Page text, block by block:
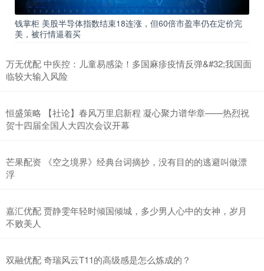
钱掌柜 美股半导体指数结束18连涨，但60倍市盈率仍在定价完
美，被行情逼着买
万无优配 中疾控：儿童易感染！多国麻疹疫情反弹&#32;我国面
临较大输入风险
恒盛策略 【社论】春风万里启新程 凝心聚力谱华章——热烈祝
贺十四届全国人大四次会议开幕
芒果配资 《空之境界》经典台词摘抄，没有目的的逃避叫做漂
浮
嘉汇优配 贾静雯年轻时倾国倾城，多少男人心中的女神，岁月
不败美人
双融优配 奇瑞风云T11的高级感是怎么炼成的？